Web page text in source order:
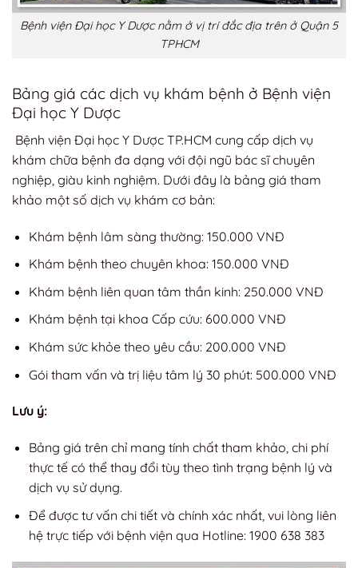
Bệnh viện Đại học Y Dược nằm ở vị trí đắc địa trên ở Quận 5
TPHCM
Bảng giá các dịch vụ khám bệnh ở Bệnh viện
Đại học Y Dược
Bệnh viện Đại học Y Dược TP.HCM cung cấp dịch vụ
khám chữa bệnh đa dạng với đội ngũ bác sĩ chuyên
nghiệp, giàu kinh nghiệm. Dưới đây là bảng giá tham
khảo một số dịch vụ khám cơ bản:
Khám bệnh lâm sàng thường: 150.000 VNĐ
Khám bệnh theo chuyên khoa: 150.000 VNĐ
Khám bệnh liên quan tâm thần kinh: 250.000 VNĐ
Khám bệnh tại khoa Cấp cứu: 600.000 VNĐ
Khám sức khỏe theo yêu cầu: 200.000 VNĐ
Gói tham vấn và trị liệu tâm lý 30 phút: 500.000 VNĐ
Lưu ý:
Bảng giá trên chỉ mang tính chất tham khảo, chi phí
thực tế có thể thay đổi tùy theo tình trạng bệnh lý và
dịch vụ sử dụng.
Để được tư vấn chi tiết và chính xác nhất, vui lòng liên
hệ trực tiếp với bệnh viện qua Hotline: 1900 638 383